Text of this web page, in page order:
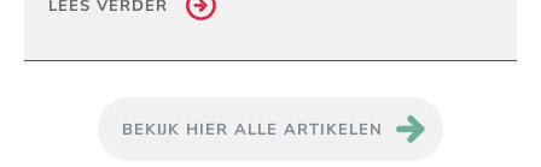
LEES VERDER
BEKIJK HIER ALLE ARTIKELEN